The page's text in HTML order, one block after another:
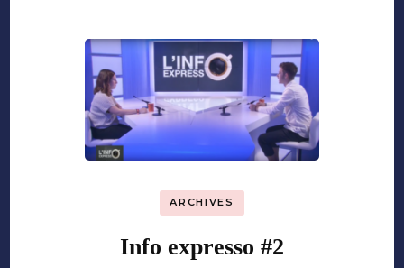
ARCHIVES
Info expresso #2